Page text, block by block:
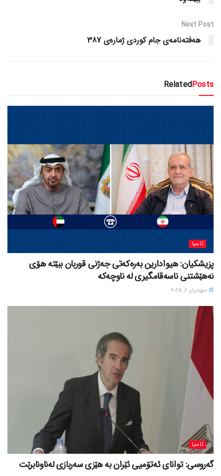
Next Post
هەفتەنامەی جام کوردی ژمارەی 387
RelatedPosts
ئاسیا
پزیشکیان: هیوادارین بەرەکەتی جەژنی قوربان ببێتە هۆی
نەهێشتنی ناسەقامگیری لە ناوچەکە
حوزه‌یران 6, 2025
ئاسیا
گەروسی: توانای ئەتۆمیی ئێران بە هێزی سەربازی لەناونابرێت